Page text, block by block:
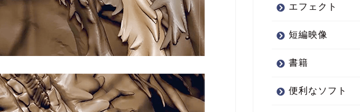
エフェクト
短編映像
書籍
便利なソフト